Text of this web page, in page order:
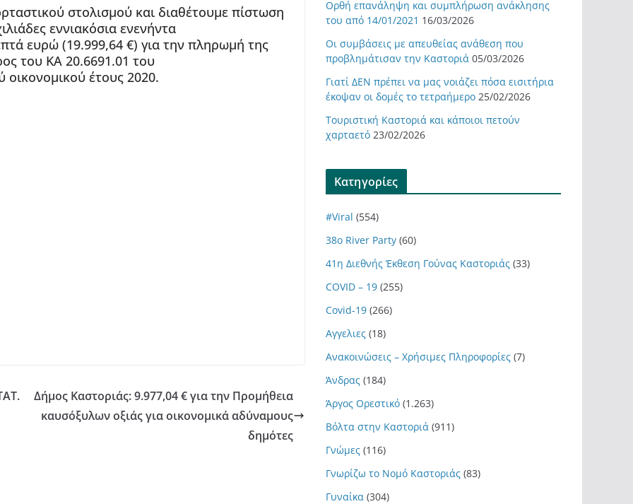
στολισμού και διαθέτουμε πίστωση
εννιακόσια ενενήντα
ευρώ (19.999,64 €) για την πληρωμή της
του ΚΑ 20.6691.01 του
έτους 2020.
Δήμος Καστοριάς: 9.977,04 € για την Προμήθεια
καυσόξυλων οξιάς για οικονομικά αδύναμους
δημότες
Ορθή επανάληψη και συμπλήρωση ανάκλησης
του από 14/01/2021 16/03/2026
Οι συμβάσεις με απευθείας ανάθεση που
προβλημάτισαν την Καστοριά 05/03/2026
Γιατί ΔΕΝ πρέπει να μας νοιάζει πόσα εισιτήρια
έκοψαν οι δομές το τετραήμερο 25/02/2026
Τουριστική Καστοριά και κάποιοι πετούν
χαρταετό 23/02/2026
Kατηγορίες
#Viral (554)
38ο River Party (60)
41η Διεθνής Έκθεση Γούνας Καστοριάς (33)
COVID – 19 (255)
Covid-19 (266)
Αγγελιες (18)
Ανακοινώσεις – Χρήσιμες Πληροφορίες (7)
Άνδρας (184)
Άργος Ορεστικό (1.263)
Βόλτα στην Καστοριά (911)
Γνώμες (116)
Γνωρίζω το Νομό Καστοριάς (83)
Γυναίκα (304)